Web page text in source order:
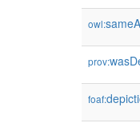
owl:
prov:
foaf: